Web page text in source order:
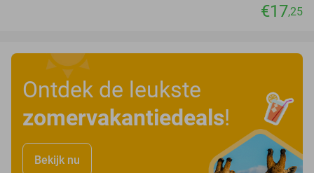
€17,25
Ontdek de leukste
zomervakantiedeals!
Bekijk nu